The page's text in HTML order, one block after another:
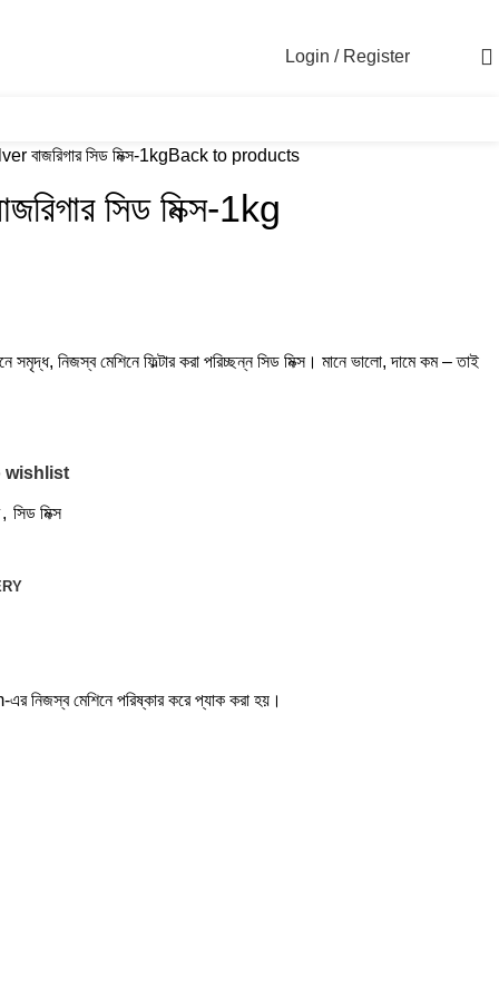
Login / Register
বাজরিগার সিড মিক্স-1kgBack to products
সিড মিক্স-1kg
সমৃদ্ধ, নিজস্ব মেশিনে ফিল্টার করা পরিচ্ছন্ন সিড মিক্স। মানে ভালো, দামে কম – তাই
wishlist
, সিড মিক্স
নিজস্ব মেশিনে পরিষ্কার করে প্যাক করা হয়।